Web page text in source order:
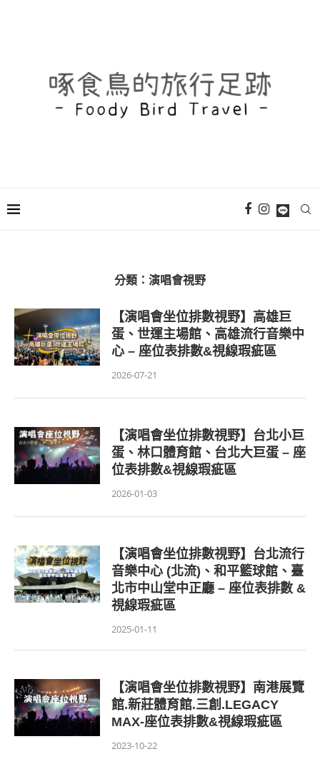
分類： 演唱會視野
【演唱會坐位排數視野】高雄巨
蛋、世運主場館、高雄流行音樂中
心 – 座位表排數&視線瑕疵區
2026-07-21
【演唱會坐位排數視野】台北小巨
蛋、林口體育館、台北大巨蛋 – 座
位表排數&視線瑕疵區
2026-01-03
【演唱會坐位排數視野】台北流行
音樂中心 (北流)、和平籃球館、臺
北市中山堂中正廳 – 座位表排數 &
視線瑕疵區
2025-01-11
【演唱會坐位排數視野】南港展覽
館.新莊體育館.三創.LEGACY
MAX-座位表排數&視線瑕疵區
2023-10-22